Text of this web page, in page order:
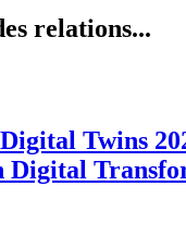
relations...
Twins